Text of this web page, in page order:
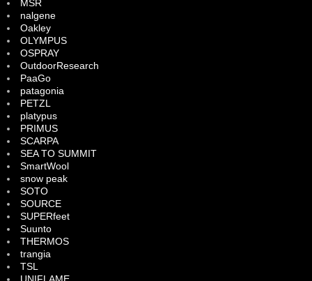
MSR
nalgene
Oakley
OLYMPUS
OSPRAY
OutdoorResearch
PaaGo
patagonia
PETZL
platypus
PRIMUS
SCARPA
SEA TO SUMMIT
SmartWool
snow peak
SOTO
SOURCE
SUPERfeet
Suunto
THERMOS
trangia
TSL